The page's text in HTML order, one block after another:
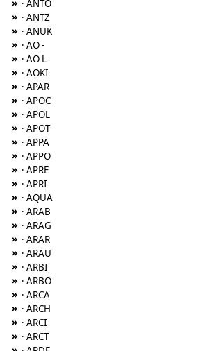
» · ANTO
» · ANTZ
» · ANUK
» · AO -
» · AO L
» · AOKI
» · APAR
» · APOC
» · APOL
» · APOT
» · APPA
» · APPO
» · APRE
» · APRI
» · AQUA
» · ARAB
» · ARAG
» · ARAR
» · ARAU
» · ARBI
» · ARBO
» · ARCA
» · ARCH
» · ARCI
» · ARCT